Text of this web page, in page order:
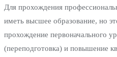
Для прохождения
иметь высшее образование, но
прохождение первоначального
(переподготовка) и повышение